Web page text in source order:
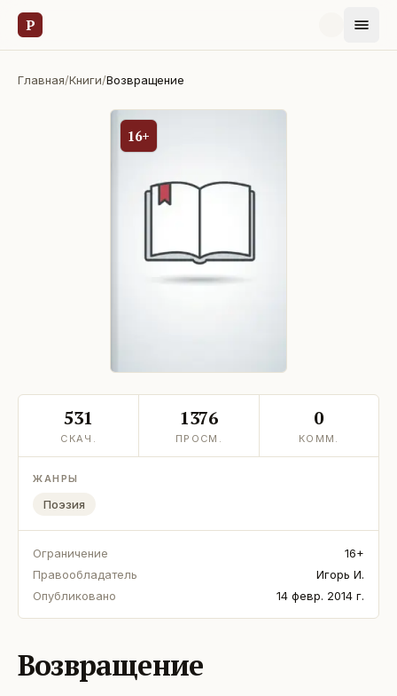
Р
Главная/Книги/Возвращение
16+
531
СКАЧ.
1376
ПРОСМ.
0
КОММ.
ЖАНРЫ
Поэзия
Ограничение
16+
Правообладатель
Игорь И.
Опубликовано
14 февр. 2014 г.
Возвращение